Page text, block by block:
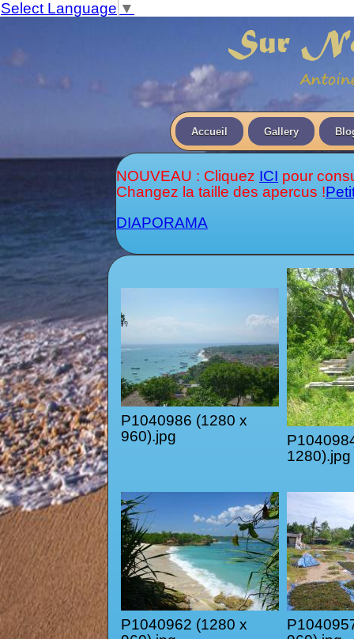
Select Language ▼
Accueil Gallery
NOUVEAU : Cliquez ICI pour
Changez la taille des apercus !
DIAPORAMA
P1040986 (1280 x
960).jpg
1280).jpg
P1040962 (1280 x